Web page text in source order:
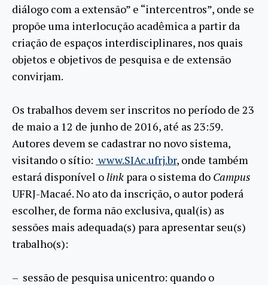
diálogo com a extensão” e “intercentros”, onde se
propõe uma interlocução acadêmica a partir da
criação de espaços interdisciplinares, nos quais
objetos e objetivos de pesquisa e de extensão
convirjam.
Os trabalhos devem ser inscritos no período de 23
de maio a 12 de junho de 2016, até as 23:59.
Autores devem se cadastrar no novo sistema,
visitando o sítio: www.SIAc.ufrj.br, onde também
estará disponível olink para o sistema do Campus
UFRJ-Macaé. No ato da inscrição, o autor poderá
escolher, de forma não exclusiva, qual(is) as
sessões mais adequada(s) para apresentar seu(s)
trabalho(s):
– sessão de pesquisa unicentro: quando o